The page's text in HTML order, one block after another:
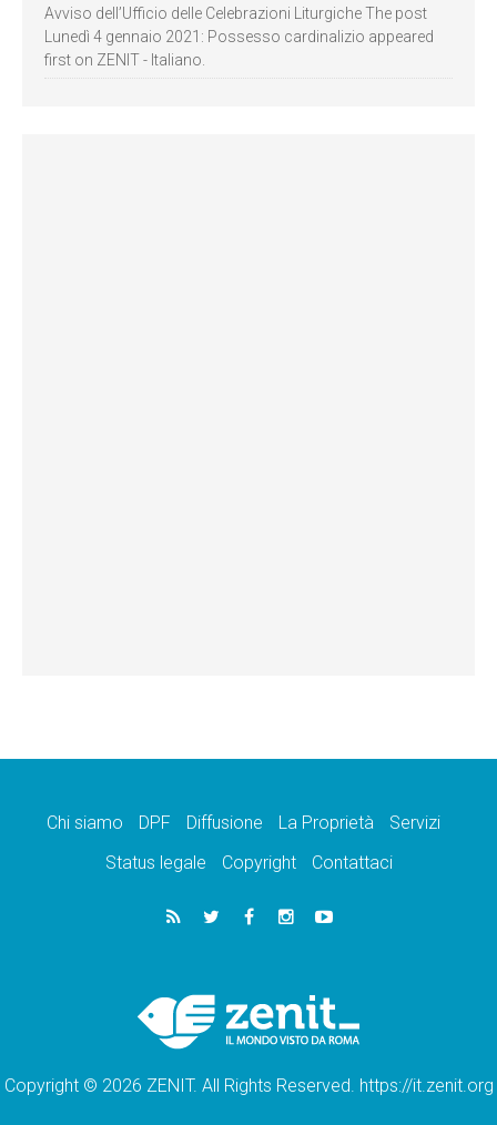
Avviso dell’Ufficio delle Celebrazioni Liturgiche The post
Lunedì 4 gennaio 2021: Possesso cardinalizio appeared
first on ZENIT - Italiano.
Chi siamo DPF Diffusione La Proprietà
Servizi
Status legale
Copyright Contattaci
Copyright © 2026 ZENIT. All Rights Reserved. https://it.zenit.org